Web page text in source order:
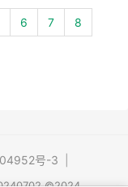
6 7 8
号-3